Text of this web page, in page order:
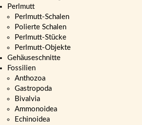
Perlmutt
Perlmutt-Schalen
Polierte Schalen
Perlmutt-Stücke
Perlmutt-Objekte
Gehäuseschnitte
Fossilien
Anthozoa
Gastropoda
Bivalvia
Ammonoidea
Echinoidea